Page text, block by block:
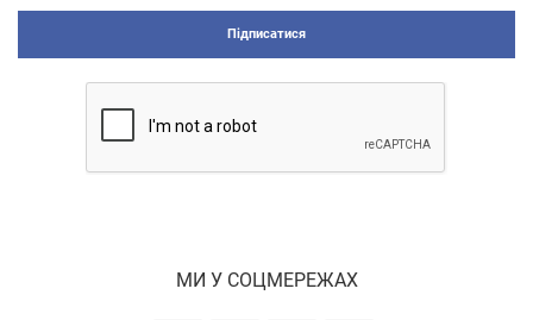
Підписатися
МИ У СОЦМЕРЕЖАХ